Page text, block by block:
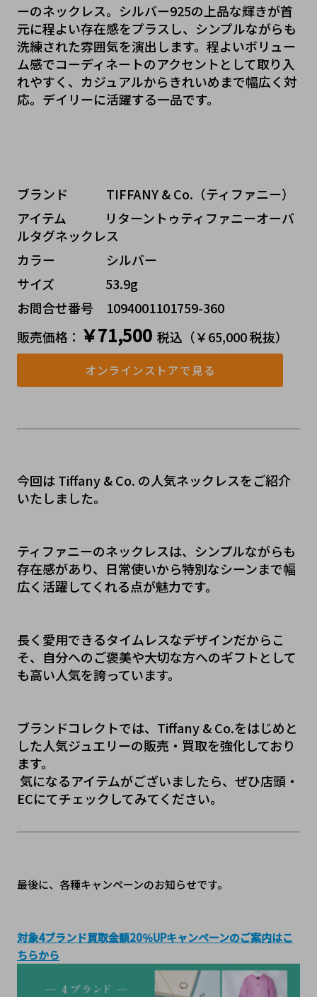
ーのネックレス。シルバー925の上品な輝きが首
元に程よい存在感をプラスし、シンプルながらも
洗練された雰囲気を演出します。程よいボリュー
ム感でコーディネートのアクセントとして取り入
れやすく、カジュアルからきれいめまで幅広く対
応。デイリーに活躍する一品です。
ブランド   TIFFANY & Co.（ティファニー）
アイテム   リターントゥティファニーオーバ
ルタグネックレス
カラー    シルバー
サイズ    53.9g
お問合せ番号 1094001101759-360
販売価格： ￥71,500 税込（￥65,000 税抜）
オンラインストアで見る
今回は Tiffany & Co. の人気ネックレスをご紹介
いたしました。
ティファニーのネックレスは、シンプルながらも
存在感があり、日常使いから特別なシーンまで幅
広く活躍してくれる点が魅力です。
長く愛用できるタイムレスなデザインだからこ
そ、自分へのご褒美や大切な方へのギフトとして
も高い人気を誇っています。
ブランドコレクトでは、Tiffany & Co.をはじめと
した人気ジュエリーの販売・買取を強化しており
ます。
ECにてチェックしてみてください。
最後に、各種キャンペーンのお知らせです。
対象4ブランド買取金額20％UPキャンペーンのご案内はこ
ちらから